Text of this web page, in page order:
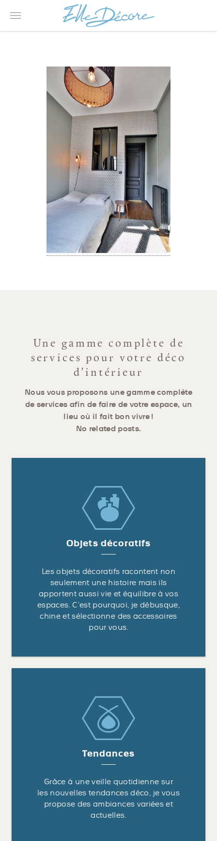
Une gamme complète de
services pour votre déco
d’intérieur
Nous vous proposons une gamme complète
de services afin de faire de votre espace, un
lieu où il fait bon vivre !
No related posts.
Objets décoratifs
Les objets décoratifs racontent non
seulement une histoire mais ils
apportent aussi vie et équilibre à vos
espaces. C’est pourquoi, je débusque,
chine et sélectionne des accessoires
pour vous.
Tendances
Grâce à une veille quotidienne sur
les nouvelles tendances déco, je vous
propose des ambiances variées et
actuelles.